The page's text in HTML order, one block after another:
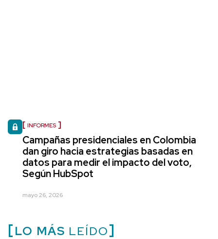
INFORMES
Campañas presidenciales en Colombia
dan giro hacia estrategias basadas en
datos para medir el impacto del voto,
Según HubSpot
mayo 26, 2026
LO MÁS LEÍDO